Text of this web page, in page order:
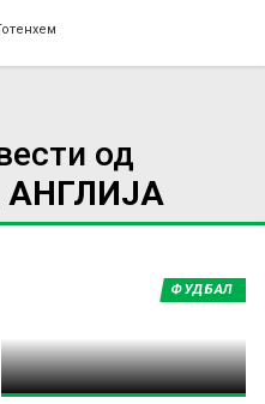
од
АНГЛИЈА
ФУДБАЛ